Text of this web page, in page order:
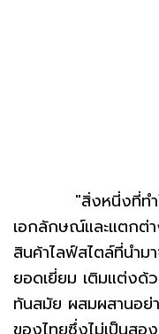
"สิ่งหนี่งที่ทำให้
เอกลักษณ์และแตกต่
สินค้าไลฟ์สไตล์ที่นำ
ยอดเยี่ยม เติมแต่งด้
ทันสมัย ผสมผสานอ